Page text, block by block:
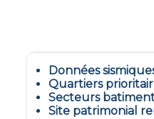
Données
Quartiers
Secteurs
Site patrimonial